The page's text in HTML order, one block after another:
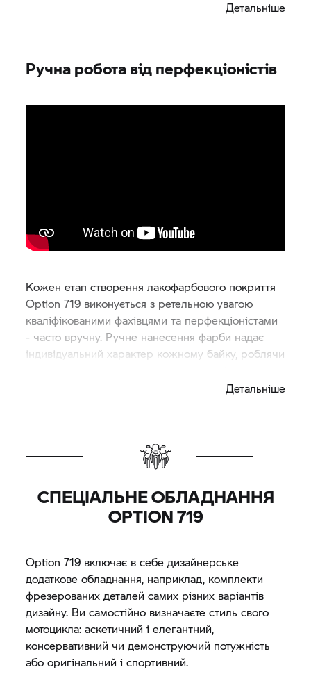
Детальніше
Ручна робота від перфекціоністів
Кожен етап створення лакофарбового покриття
Option 719 виконується з ретельною увагою
кваліфікованими фахівцями та перфекціоністами
- часто вручну. Ручне нанесення фарби надає
індивідуальний характер кожному байку, роблячи
Детальніше
СПЕЦІАЛЬНЕ ОБЛАДНАННЯ
OPTION 719
Option 719 включає в себе дизайнерське
додаткове обладнання, наприклад, комплекти
фрезерованих деталей самих різних варіантів
дизайну. Ви самостійно визначаєте стиль свого
мотоцикла: аскетичний і елегантний,
консервативний чи демонструючий потужність
або оригінальний і спортивний.